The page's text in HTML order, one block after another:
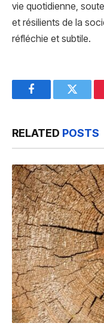
vie quotidienne,
et résilients de la
réfléchie et subtile.
FacebookTwitter
RELATED POSTS